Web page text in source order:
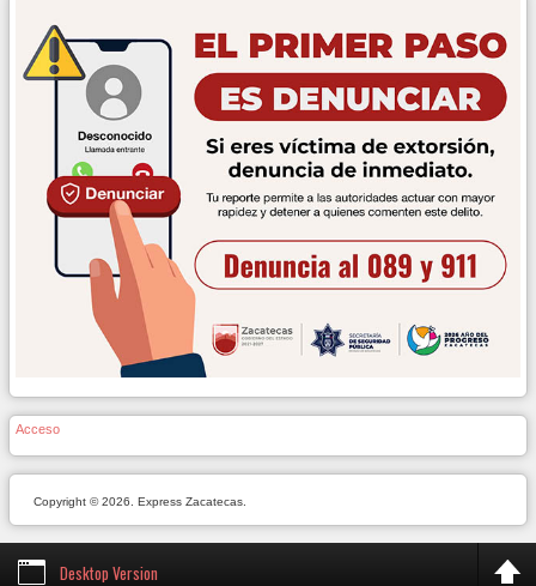
Acceso
Copyright © 2026. Express Zacatecas.
Desktop Version